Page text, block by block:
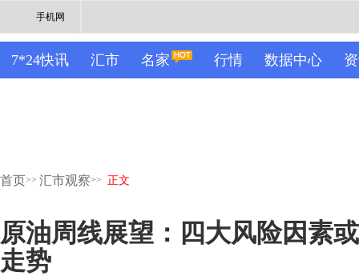
手机网
7*24快讯 汇市 名家 行情 数据中心
首页>> 汇市观察>> 正文
原油周线展望：四大风险因素
走势